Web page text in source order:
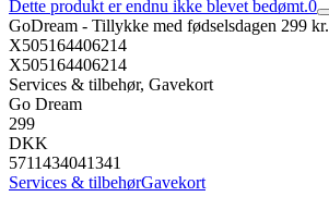
Dette produkt er endnu ikke blevet bedømt.0
GoDream - Tillykke med fødselsdagen 299 kr.
X505164406214
X505164406214
Services & tilbehør, Gavekort
Go Dream
299
DKK
5711434041341
Services & tilbehørGavekort